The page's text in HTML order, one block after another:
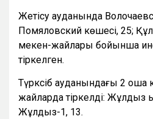
Жетісу ауданында
Помяловский көшесі, 25;
мекен-жайлары бойынша
тіркелген.
Түрксіб ауданындағы 2 ошақ
жайларда тіркелді: Жұлдыз
Жұлдыз-1, 13.